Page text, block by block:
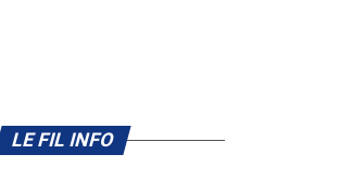
LE FIL INFO